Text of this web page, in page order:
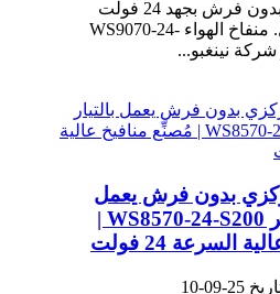
على المنتج: حل بدون فرش بجهد 24 فولت
لتدفق هواء فعال. منفاخ الهواء WS9070-24-
بدون فرش يعمل
بالتيار المستمر WS8570-24-S200 |
السرعة 24 فولت
09-10